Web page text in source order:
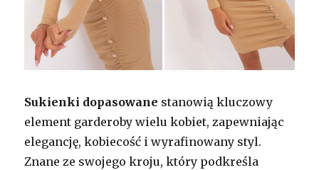
Sukienki dopasowane stanowią kluczowy
element garderoby wielu kobiet, zapewniając
elegancję, kobiecość i wyrafinowany styl.
Znane ze swojego kroju, który podkreśla